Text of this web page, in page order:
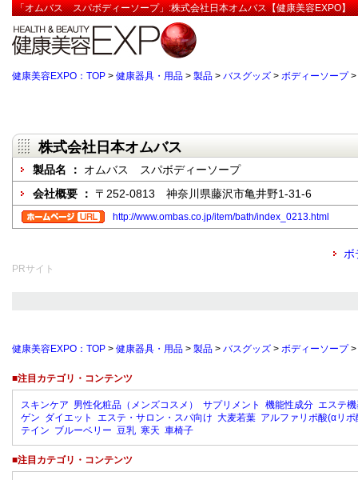
「オムバス スパボディーソープ」:株式会社日本オムバス【健康美容EXPO】
健康美容EXPO：TOP > 健康器具・用品 > 製品 > バスグッズ > ボディーソープ>
株式会社日本オムバス
製品名 ： オムバス スパボディーソープ
会社概要 ： 〒252-0813 神奈川県藤沢市亀井野1-31-6
http://www.ombas.co.jp/item/bath/index_0213.html
ボ
PRサイト
健康美容EXPO：TOP > 健康器具・用品 > 製品 > バスグッズ > ボディーソープ>
■注目カテゴリ・コンテンツ
スキンケア 男性化粧品（メンズコスメ） サプリメント 機能性成分 エステ
ゲン ダイエット エステ・サロン・スパ向け 大麦若葉 アルファリポ酸(αリポ
テイン ブルーベリー 豆乳 寒天 車椅子
■注目カテゴリ・コンテンツ